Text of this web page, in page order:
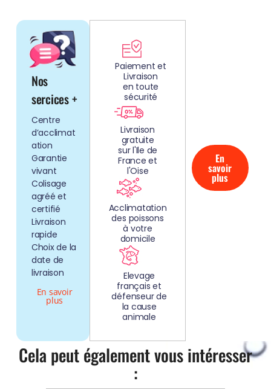
Nos
sercices +
Centre
d’acclimat
ation
Garantie
vivant
Colisage
agréé et
certifié
Livraison
rapide
Choix de la
date de
livraison
En savoir
plus
Paiement et
Livraison
en toute
sécurité
Livraison
gratuite
sur l'Ile de
France et
l'Oise
Acclimatation
des poissons
à votre
domicile
Elevage
français et
défenseur de
la cause
animale
En
savoir
plus
Cela peut également vous intéresser
: